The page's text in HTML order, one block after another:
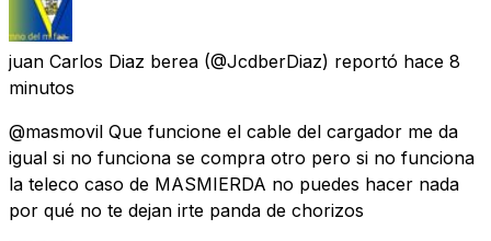
juan Carlos Diaz berea (@JcdberDiaz) reportó hace 8
minutos
@masmovil Que funcione el cable del cargador me da
igual si no funciona se compra otro pero si no funciona
la teleco caso de MASMIERDA no puedes hacer nada
por qué no te dejan irte panda de chorizos